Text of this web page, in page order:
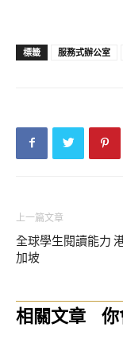
標籤 服務式辦公室
上一篇文章
全球學生閱讀能力
加坡
相關文章